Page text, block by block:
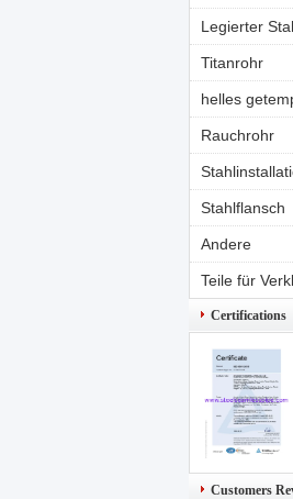
Legierter
Titanrohr
helles
Rauchrohr
Stahlflansch
Andere
Teile für
Certifications
Customers